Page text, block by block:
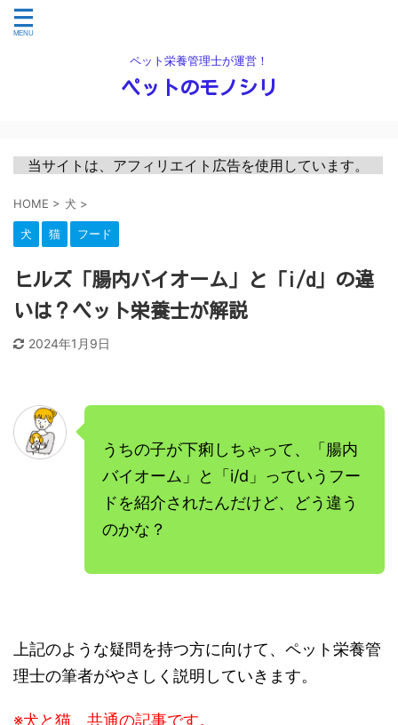
ペット栄養管理士が運営！
ペットのモノシリ
当サイトは、アフィリエイト広告を使用しています。
HOME > 犬 >
犬 猫 フード
ヒルズ「腸内バイオーム」と「i/d」の違
いは？ペット栄養士が解説
2024年1月9日
うちの子が下痢しちゃって、「腸内
バイオーム」と「i/d」っていうフー
ドを紹介されたんだけど、どう違う
のかな？
上記のような疑問を持つ方に向けて、ペット栄養管
理士の筆者がやさしく説明していきます。
※犬と猫、共通の記事です。